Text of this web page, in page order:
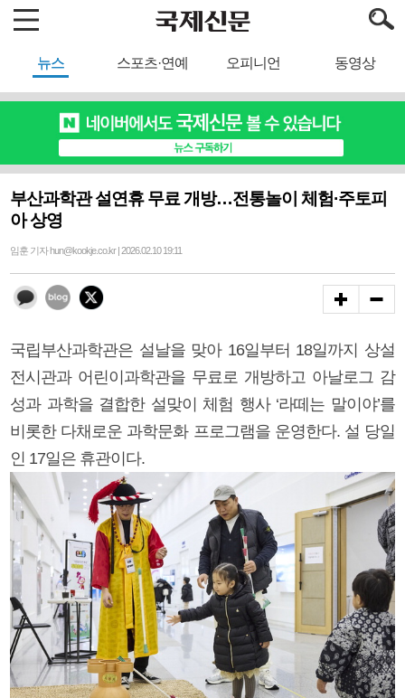
뉴스 스포츠·연예 오피니언 동영상
부산과학관 설연휴 무료 개방…전통놀이 체험·주토피
아 상영
임훈 기자 hun@kookje.co.kr | 2026.02.10 19:11
국립부산과학관은 설날을 맞아 16일부터 18일까지 상설
전시관과 어린이과학관을 무료로 개방하고 아날로그 감
성과 과학을 결합한 설맞이 체험 행사 ‘라떼는 말이야’를
비롯한 다채로운 과학문화 프로그램을 운영한다. 설 당일
인 17일은 휴관이다.